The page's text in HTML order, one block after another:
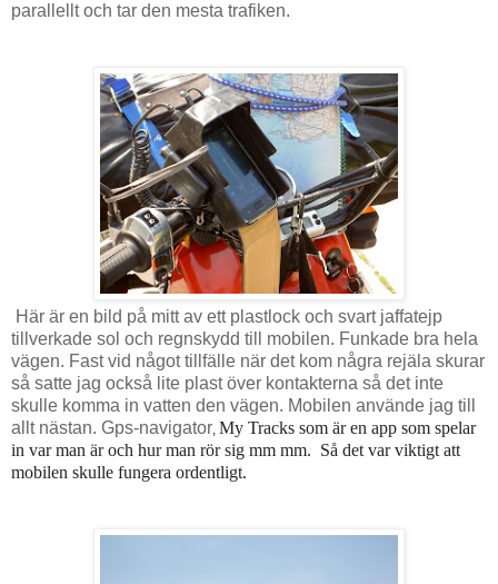
parallellt och tar den mesta trafiken.
Här är en bild på mitt av ett plastlock och svart jaffatejp
tillverkade sol och regnskydd till mobilen. Funkade bra hela
vägen. Fast vid något tillfälle när det kom några rejäla skurar
så satte jag också lite plast över kontakterna så det inte
skulle komma in vatten den vägen. Mobilen använde jag till
allt nästan. Gps-navigator, My Tracks som är en app som spelar
in var man är och hur man rör sig mm mm. Så det var viktigt att
mobilen skulle fungera ordentligt.